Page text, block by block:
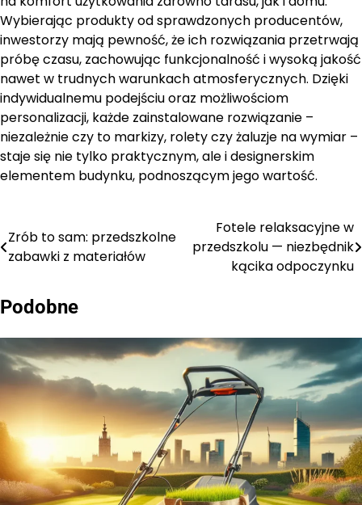
Wybierając produkty od sprawdzonych producentów,
inwestorzy mają pewność, że ich rozwiązania przetrwają
próbę czasu, zachowując funkcjonalność i wysoką jakość
nawet w trudnych warunkach atmosferycznych. Dzięki
indywidualnemu podejściu oraz możliwościom
personalizacji, każde zainstalowane rozwiązanie –
niezależnie czy to markizy, rolety czy żaluzje na wymiar –
staje się nie tylko praktycznym, ale i designerskim
elementem budynku, podnoszącym jego wartość.
Nawigacja
wpisu
Zrób to sam: przedszkolne
zabawki z materiałów
Fotele relaksacyjne w
przedszkolu — niezbędnik
kącika odpoczynku
Podobne